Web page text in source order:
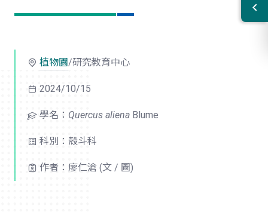
植物園/研究教育中心
2024/10/15
學名： Quercus aliena Blume
科別：殼斗科
作者：廖仁滄 (文 / 圖)